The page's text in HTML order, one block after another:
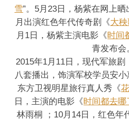
雪”。5月23日，杨紫在网上
月出演红色年代传奇剧《大秧
月1日，杨紫主演电影《时间
青发布会
2015年1月11日，现代军旅剧
八套播出，饰演军校学员安
东方卫视明星旅行真人秀《
日，主演的电影《时间都去哪
林雨桐 ；10月14日，红色年